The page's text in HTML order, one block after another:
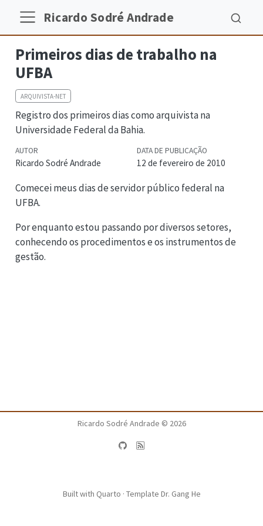
Ricardo Sodré Andrade
Primeiros dias de trabalho na
UFBA
ARQUIVISTA-NET
Registro dos primeiros dias como arquivista na
Universidade Federal da Bahia.
AUTOR
Ricardo Sodré Andrade
DATA DE PUBLICAÇÃO
12 de fevereiro de 2010
Comecei meus dias de servidor público federal na
UFBA.
Por enquanto estou passando por diversos setores,
conhecendo os procedimentos e os instrumentos de
gestão.
Ricardo Sodré Andrade © 2026
Built with Quarto · Template Dr. Gang He